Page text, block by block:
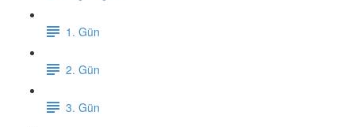
1. Gün
2. Gün
3. Gün